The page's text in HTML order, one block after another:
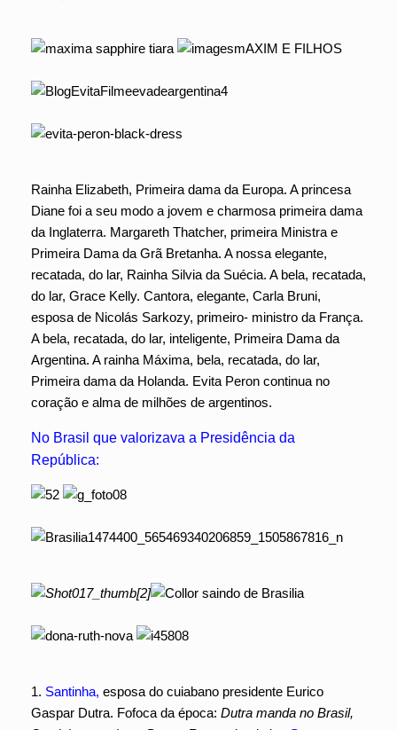
Rainha Elizabeth, Primeira dama da Europa. A princesa
Diane foi a seu modo a jovem e charmosa primeira dama
da Inglaterra. Margareth Thatcher, primeira Ministra e
Primeira Dama da Grã Bretanha. A nossa elegante,
recatada, do lar, Rainha Silvia da Suécia. A bela, recatada,
do lar, Grace Kelly. Cantora, elegante, Carla Bruni,
esposa de Nicolás Sarkozy, primeiro- ministro da França.
A bela, recatada, do lar, inteligente, Primeira Dama da
Argentina. A rainha Máxima, bela, recatada, do lar,
Primeira dama da Holanda. Evita Peron continua no
coração e alma de milhões de argentinos.
No Brasil que valorizava a Presidência da
República:
1. Santinha, esposa do cuiabano presidente Eurico
Gaspar Dutra. Fofoca da época: Dutra manda no Brasil,